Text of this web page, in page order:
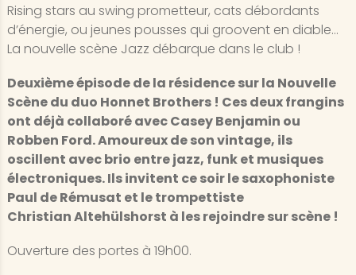
Rising stars au swing prometteur, cats débordants
d’énergie, ou jeunes pousses qui groovent en diable…
La nouvelle scène Jazz débarque dans le club !
Deuxième épisode de la résidence sur la Nouvelle
Scène du duo Honnet Brothers ! Ces deux frangins
ont déjà collaboré avec Casey Benjamin ou
Robben Ford. Amoureux de son vintage, ils
oscillent avec brio entre jazz, funk et musiques
électroniques. Ils invitent ce soir le saxophoniste
Paul de Rémusat et le trompettiste
Christian Altehülshorst à les rejoindre sur scène !
Ouverture des portes à 19h00.